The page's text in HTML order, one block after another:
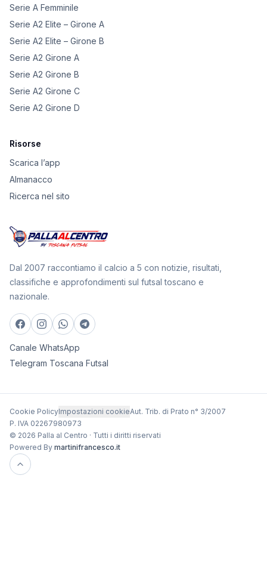
Serie A Femminile
Serie A2 Elite – Girone A
Serie A2 Elite – Girone B
Serie A2 Girone A
Serie A2 Girone B
Serie A2 Girone C
Serie A2 Girone D
Risorse
Scarica l’app
Almanacco
Ricerca nel sito
Dal 2007 raccontiamo il calcio a 5 con notizie, risultati,
classifiche e approfondimenti sul futsal toscano e
nazionale.
Canale WhatsApp
Telegram Toscana Futsal
Cookie PolicyImpostazioni cookieAut. Trib. di Prato n° 3/2007
P. IVA 02267980973
© 2026 Palla al Centro · Tutti i diritti riservati
Powered By martinifrancesco.it